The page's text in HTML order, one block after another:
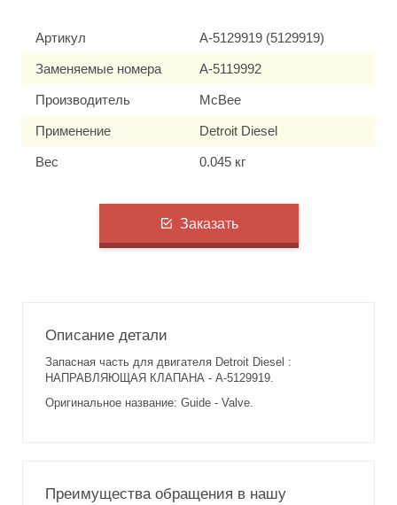
Артикул A-5129919 (5129919)
Заменяемые номера A-5119992
Производитель McBee
Применение Detroit Diesel
Вес 0.045 кг
Заказать
Описание детали
Запасная часть для двигателя Detroit Diesel :
НАПРАВЛЯЮЩАЯ КЛАПАНА - A-5129919.
Оригинальное название: Guide - Valve.
Преимущества обращения в нашу